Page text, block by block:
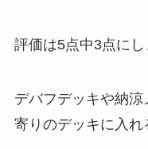
評価は5点中3点にし
デバフデッキや納涼
寄りのデッキに入れ